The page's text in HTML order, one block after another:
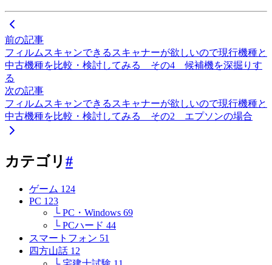
前の記事
フィルムスキャンできるスキャナーが欲しいので現行機種と
中古機種を比較・検討してみる その4 候補機を深掘りす
る
次の記事
フィルムスキャンできるスキャナーが欲しいので現行機種と
中古機種を比較・検討してみる その2 エプソンの場合
カテゴリ #
ゲーム 124
PC 123
└ PC・Windows 69
└ PCハード 44
スマートフォン 51
四方山話 12